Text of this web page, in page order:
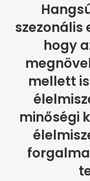
szezonális
hogy
mellett
minőségi